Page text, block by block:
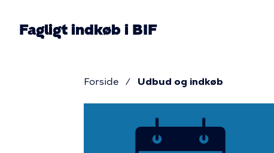
hovedindhold
Fagligt indkøb i BIF
Forside Udbud og indkøb